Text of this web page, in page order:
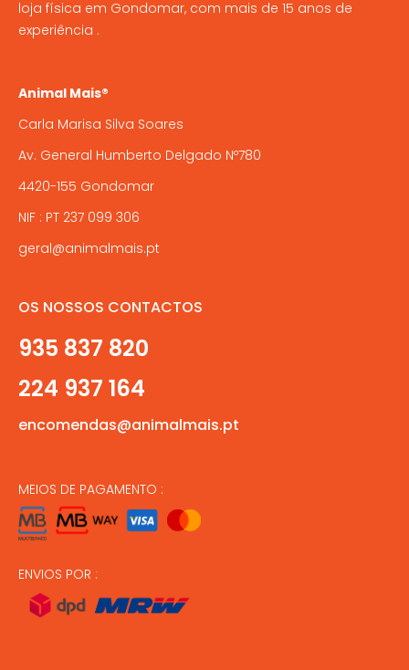
chosen
loja física em Gondomar, com mais de 15 anos de
experiência .
Animal Mais®
Carla Marisa Silva Soares
Av. General Humberto Delgado Nº780
4420-155 Gondomar
NIF : PT 237 099 306
geral@animalmais.pt
OS NOSSOS CONTACTOS
935 837 820
224 937 164
encomendas@animalmais.pt
MEIOS DE PAGAMENTO :
ENVIOS POR :